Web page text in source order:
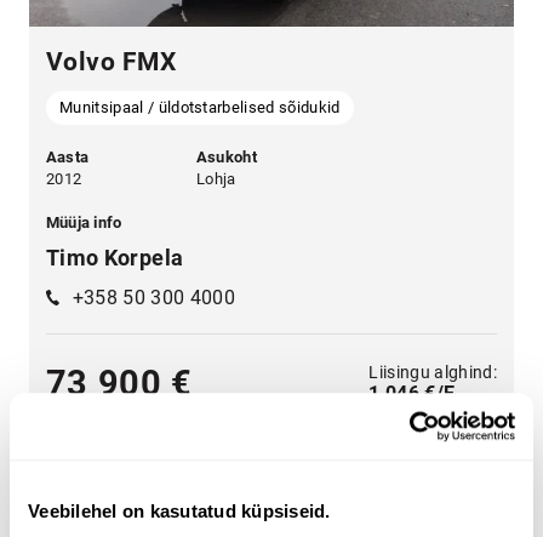
Veebilehel on kasutatud küpsiseid.
Volvo FMX
Munitsipaal / üldotstarbelised sõidukid
Aasta
2012
Asukoht
Lohja
Müüja info
Timo Korpela
+358 50 300 4000
73 900 € Liisingu alghind:
1 046 €/E